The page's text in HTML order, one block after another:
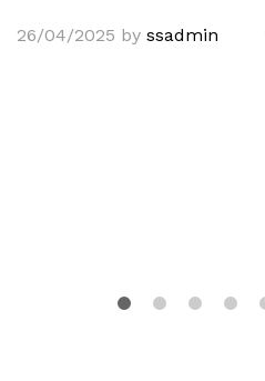
26/04/2025 by ssadmin